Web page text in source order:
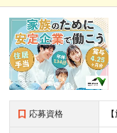
応募資格